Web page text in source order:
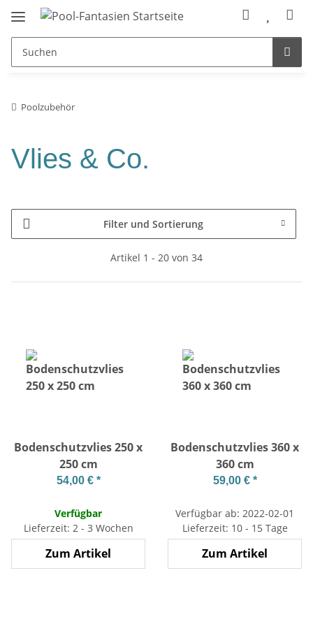
Poolzubehör
Vlies & Co.
Filter und Sortierung
Artikel 1 - 20 von 34
Bodenschutzvlies 250 x
250 cm
54,00 € *
Verfügbar
Lieferzeit: 2 - 3 Wochen
Zum Artikel
Bodenschutzvlies 360 x
360 cm
59,00 € *
Verfügbar ab: 2022-02-01
Lieferzeit: 10 - 15 Tage
Zum Artikel